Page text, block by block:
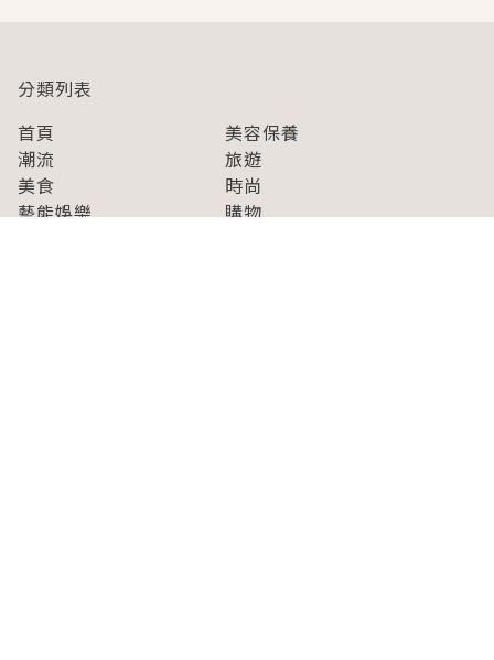
分類列表
首頁
美容保養
潮流
旅遊
美食
時尚
藝能娛樂
購物